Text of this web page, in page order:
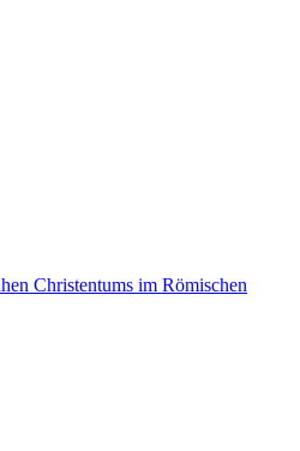
Christentums im Römischen